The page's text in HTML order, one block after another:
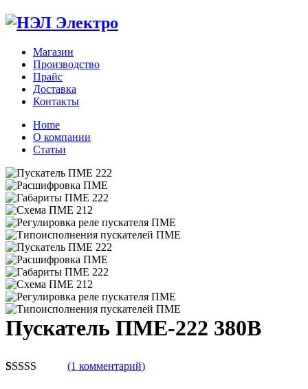
Магазин
Производство
Прайс
Доставка
Контакты
Home
О компании
Статьи
Zoom
Пускатель ПМЕ-222 380В
(1 комментарий)